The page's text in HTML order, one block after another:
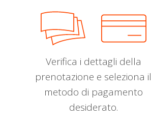
Verifica i dettagli della
prenotazione e seleziona il
metodo di pagamento
desiderato.